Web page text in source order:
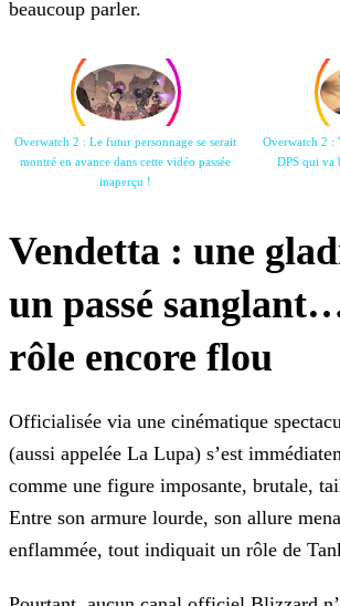
beaucoup parler.
Overwatch 2 : Le futur personnage se serait
montré en avance dans cette vidéo passée
inaperçu !
Overwatch 2 :
DPS qui va
Vendetta : une
un passé
rôle encore flou
Officialisée via une cinématique
(aussi appelée La Lupa) s’est
comme une figure imposante, brutale,
Entre son armure lourde, son allure
enflammée, tout indiquait un rôle de